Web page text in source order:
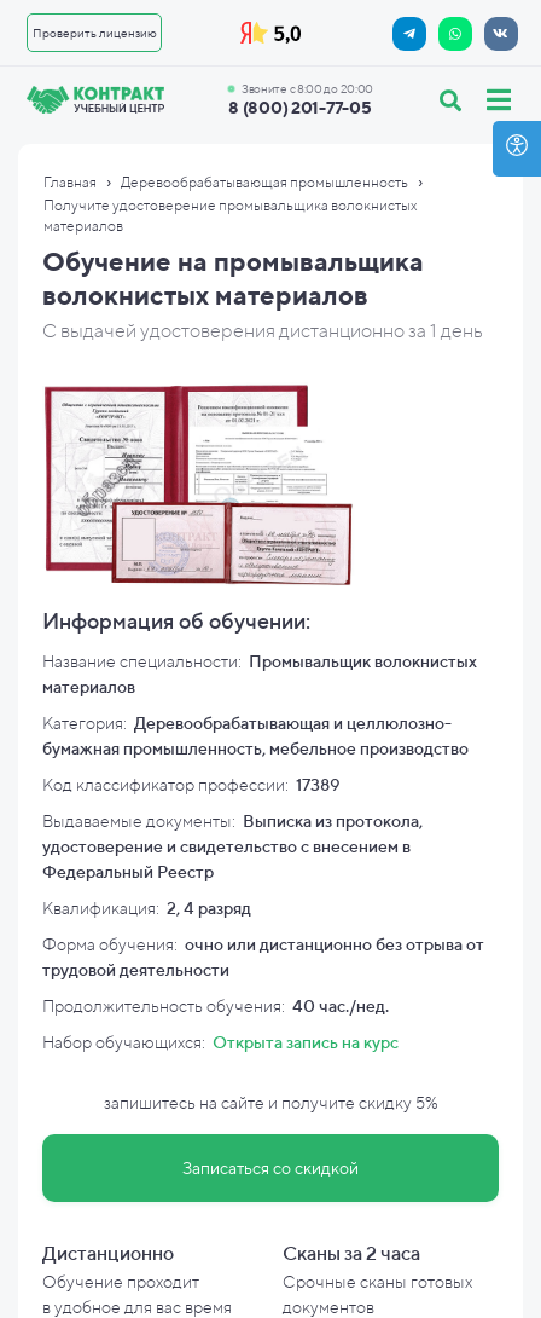
Проверить лицензию
8 (800) 201-77-05
Звоните с 8:00 до 20:00
Главная › Деревообрабатывающая промышленность ›
Получите удостоверение промывальщика волокнистых
материалов
Обучение на промывальщика
волокнистых материалов
С выдачей удостоверения дистанционно за 1 день
Информация об обучении:
Название специальности: Промывальщик волокнистых
материалов
Категория: Деревообрабатывающая и целлюлозно-
бумажная промышленность, мебельное производство
Код классификатор профессии: 17389
Выдаваемые документы: Выписка из протокола,
удостоверение и свидетельство с внесением в
Федеральный Реестр
Квалификация: 2, 4 разряд
Форма обучения: очно или дистанционно без отрыва от
трудовой деятельности
Продолжительность обучения: 40 час./нед.
Набор обучающихся: Открыта запись на курс
запишитесь на сайте и получите скидку 5%
Записаться со скидкой
Дистанционно
Обучение проходит
вудобное для вас время
Сканы за 2 часа
Срочные сканы готовых
документов